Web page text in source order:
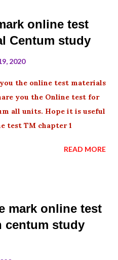
online test
Centum study
2020
the online test materials
you the Online test for
all units. Hope it is useful
test TM chapter 1
READ MORE
mark online test
centum study